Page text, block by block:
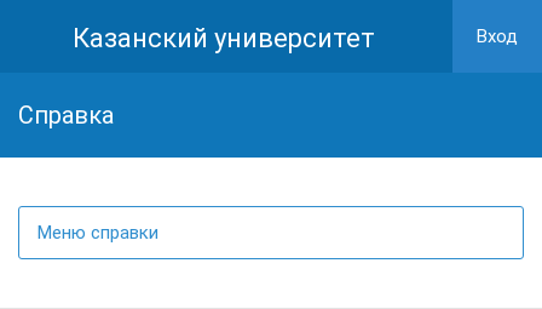
Казанский университет Вход
Cправка
Меню справки